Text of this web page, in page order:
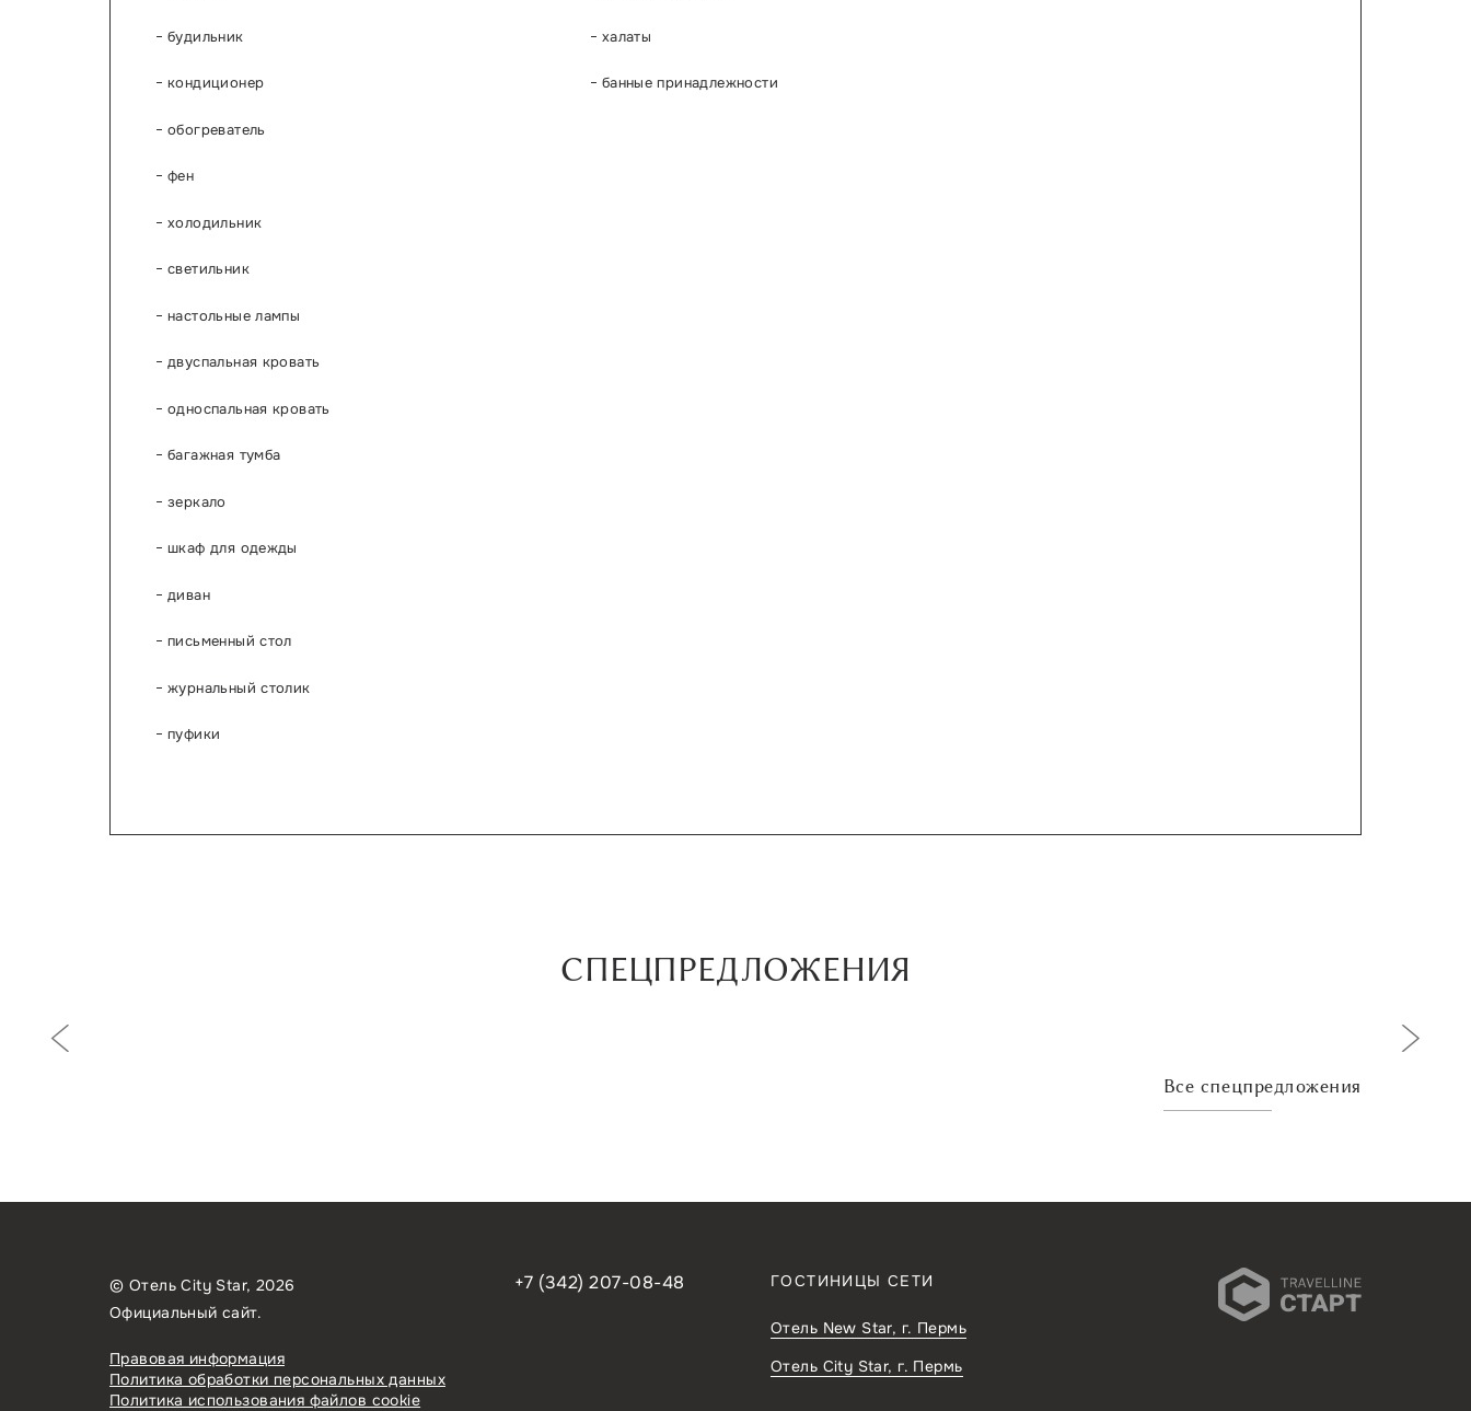
будильник
кондиционер
обогреватель
фен
холодильник
светильник
настольные лампы
двуспальная кровать
односпальная кровать
багажная тумба
зеркало
шкаф для одежды
диван
письменный стол
журнальный столик
пуфики
халаты
банные принадлежности
СПЕЦПРЕДЛОЖЕНИЯ
Предыдущий слайд
Все спецпредложения
© Отель City Star, 2026
Официальный сайт.
Правовая информация
Политика обработки персональных данных
Политика использования файлов cookie
+7 (342) 207-08-48 ГОСТИНИЦЫ СЕТИ
Отель New Star, г. Пермь
Отель City Star, г. Пермь